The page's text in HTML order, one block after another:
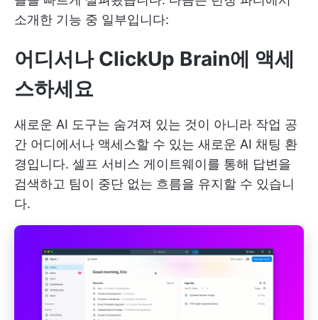
소개한 기능 중 일부입니다:
어디서나 ClickUp Brain에 액세
스하세요
새로운 AI 도구는 숨겨져 있는 것이 아니라 작업 공
간 어디에서나 액세스할 수 있는 새로운 AI 채팅 환
경입니다. 셀프 서비스 게이트웨이를 통해 답변을
검색하고 팀이 중단 없는 흐름을 유지할 수 있습니
다.